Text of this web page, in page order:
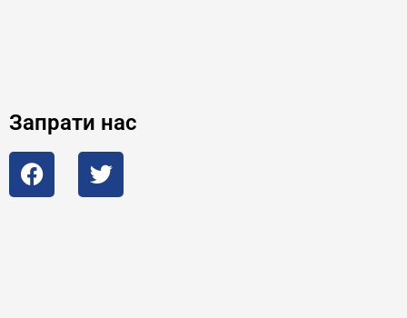
Запрати нас